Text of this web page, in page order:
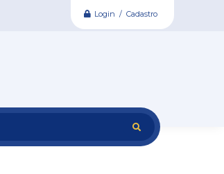
Login / Cadastro